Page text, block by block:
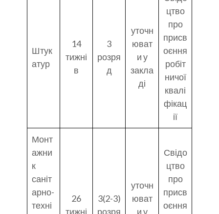
Штук
атур
14
тижні
в
3
розря
д
уточн
юват
и у
закла
ді
цтво
про
присв
оєння
робіт
ничої
квалі
фікац
ії
Монт
ажни
к
саніт
арно-
техні
26
тижні
3(2-3)
розря
уточн
юват
и у
Свідо
цтво
про
присв
оєння